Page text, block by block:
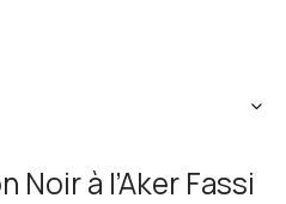
Noir à l’Aker Fassi